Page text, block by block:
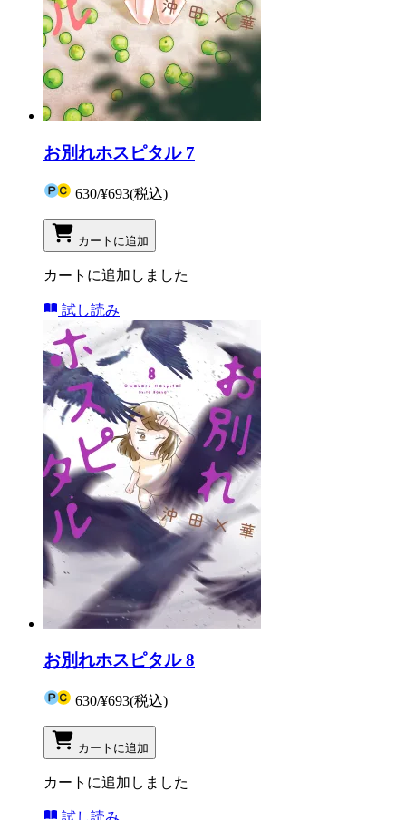
お別れホスピタル 7
630/¥693(税込)
カートに追加
カートに追加しました
試し読み
お別れホスピタル 8
630/¥693(税込)
カートに追加
カートに追加しました